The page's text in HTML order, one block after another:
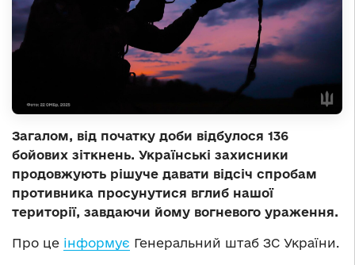
Загалом, від початку доби відбулося 136
бойових зіткнень. Українські захисники
продовжують рішуче давати відсіч спробам
противника просунутися вглиб нашої
території, завдаючи йому вогневого ураження.
Про це інформує Генеральний штаб ЗС України.